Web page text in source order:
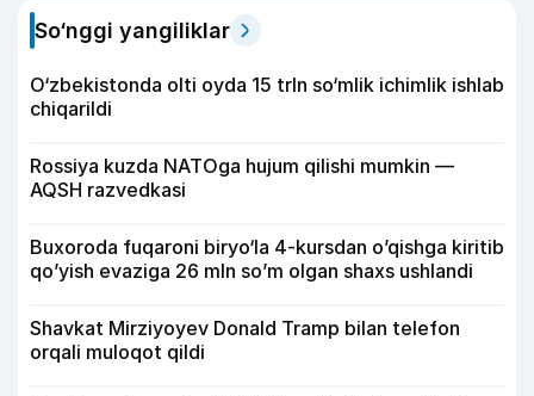
So‘nggi yangiliklar
O‘zbekistonda olti oyda 15 trln so‘mlik ichimlik ishlab
chiqarildi
Rossiya kuzda NATOga hujum qilishi mumkin —
AQSH razvedkasi
Buxoroda fuqaroni biryo‘la 4-kursdan o’qishga kiritib
qo’yish evaziga 26 mln so’m olgan shaxs ushlandi
Shavkat Mirziyoyev Donald Tramp bilan telefon
orqali muloqot qildi